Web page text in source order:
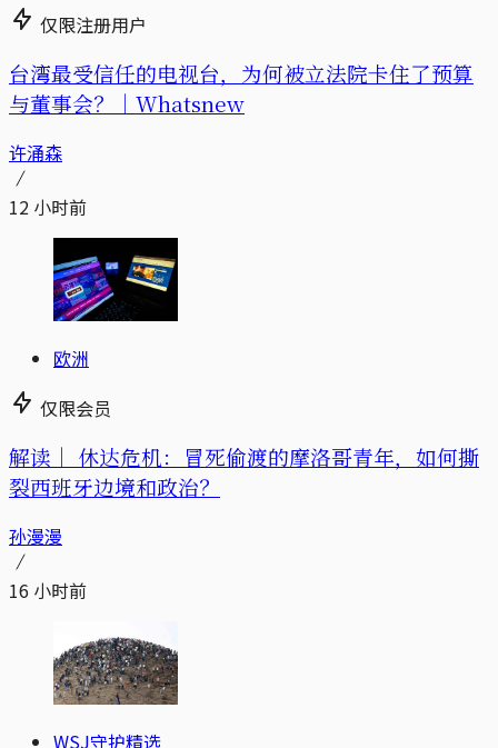
仅限注册用户
台湾最受信任的电视台，为何被立法院卡住了预算
与董事会？｜Whatsnew
许涌森
12 小时前
欧洲
仅限会员
解读｜ 休达危机：冒死偷渡的摩洛哥青年，如何撕
裂西班牙边境和政治？
孙漫漫
16 小时前
WSJ守护精选